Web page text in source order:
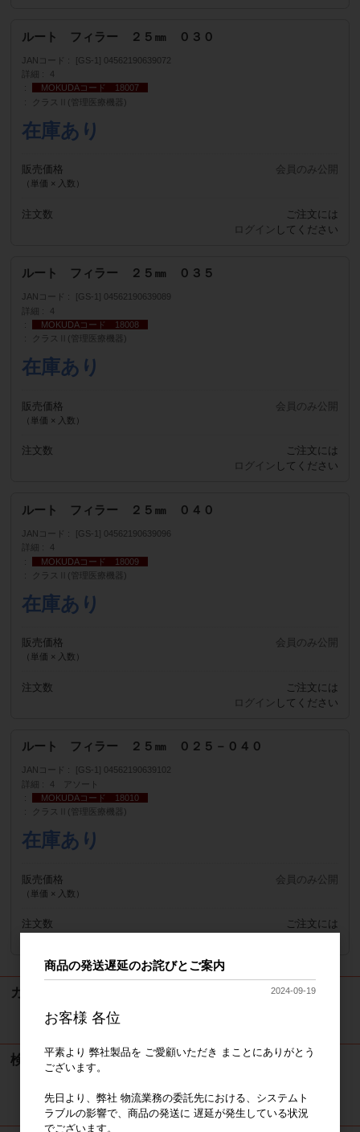
ルート フィラー ２５㎜ ０３０
JANコード
[GS-1] 04562190639072
詳細
4
MOKUDAコード 18007
クラスⅡ(管理医療機器)
在庫あり
販売価格
（単価 × 入数）
会員のみ公開
注文数
ご注文には
ログイン してください
ルート フィラー ２５㎜ ０３５
JANコード
[GS-1] 04562190639089
詳細
4
MOKUDAコード 18008
クラスⅡ(管理医療機器)
在庫あり
販売価格
（単価 × 入数）
会員のみ公開
注文数
ご注文には
ログイン してください
ルート フィラー ２５㎜ ０４０
JANコード
[GS-1] 04562190639096
4
MOKUDAコード 18009
クラスⅡ(管理医療機器)
在庫あり
販売価格
（単価 × 入数）
会員のみ公開
注文数
ご注文には
ログイン してください
ルート フィラー ２５㎜ ０２５－０４０
JANコード
[GS-1] 04562190639102
詳細
4 アソート
MOKUDAコード 18010
クラスⅡ(管理医療機器)
在庫あり
販売価格
（単価 × 入数）
会員のみ公開
注文数
ご注文には
カート
検索
検索
商品の発送遅延のお詫びとご案内
2024-09-19
お客様 各位
平素より 弊社製品を ご愛顧いただき まことにありがとう
ございます。
先日より、弊社 物流業務の委託先における、システムト
ラブルの影響で、商品の発送に 遅延が発生している状況
でございます。